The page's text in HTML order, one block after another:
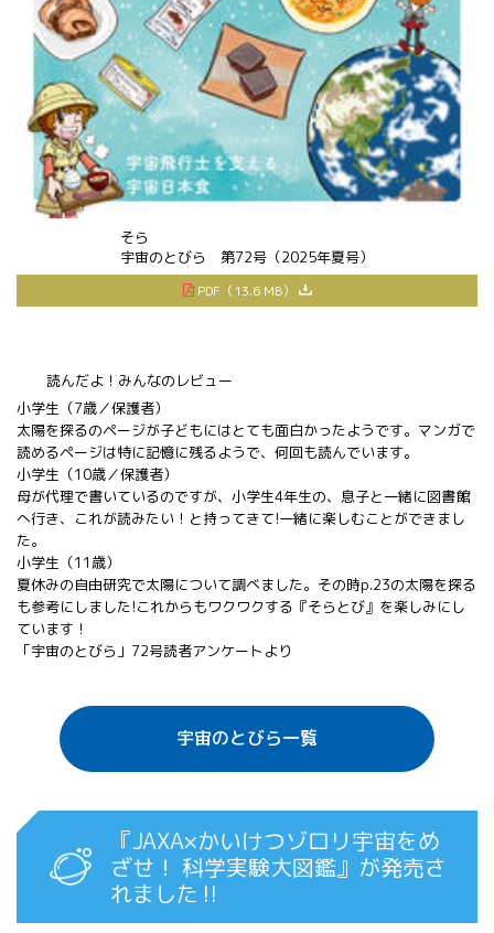
宇宙
そら
のとびら 第72号（2025年夏号）
PDF（13.6 MB）
読んだよ！みんなのレビュー
小学生（7歳／保護者）
太陽を探るのページが子どもにはとても面白かったようです。マンガで
読めるページは特に記憶に残るようで、何回も読んでいます。
小学生（10歳／保護者）
母が代理で書いているのですが、小学生4年生の、息子と一緒に図書館
へ行き、これが読みたい！と持ってきて!一緒に楽しむことができまし
た。
小学生（11歳）
夏休みの自由研究で太陽について調べました。その時p.23の太陽を探る
も参考にしました!これからもワクワクする『そらとび』を楽しみにし
ています！
「宇宙のとびら」72号読者アンケートより
宇宙のとびら一覧
『JAXA×かいけつゾロリ宇宙をめ
ざせ！ 科学実験大図鑑』が発売さ
れました‼